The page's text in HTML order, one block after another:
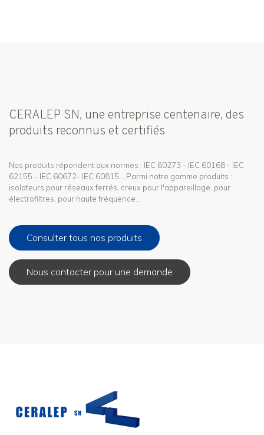
CERALEP SN, une entreprise centenaire, des
produits reconnus et certifiés
Nos produits répondent aux normes : IEC 60273 - IEC 60168 - IEC
62155 - IEC 60672- IEC 60815... Parmi notre gamme produits :
isolateurs pour réseaux ferrés, creux pour l'appareillage, pour
électrofiltres, pour haute fréquence...
Consulter tous nos produits
Nous contacter pour une demande